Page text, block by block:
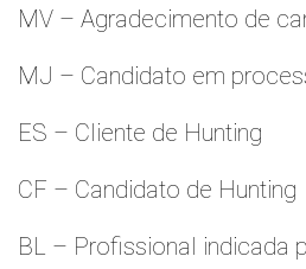
MV – Agradecimento de
MJ – Candidato em
ES – Cliente de Hunting
CF – Candidato de Hunting
BL – Profissional indicada